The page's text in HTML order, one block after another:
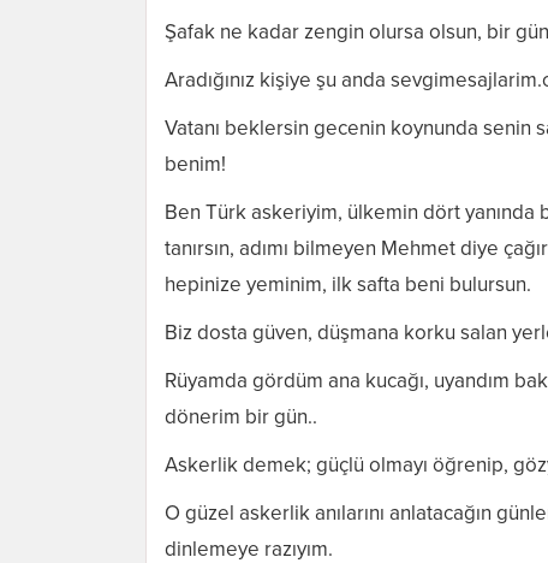
Şafak ne kadar zengin olursa olsun, bir
Aradığınız kişiye şu anda
Vatanı beklersin gecenin koynunda senin
benim!
Ben Türk askeriyim, ülkemin dört yanında
tanırsın, adımı bilmeyen Mehmet diye
hepinize yeminim, ilk safta beni bulursun.
Biz dosta güven, düşmana korku salan
Rüyamda gördüm ana kucağı, uyandım
dönerim bir gün..
Askerlik demek; güçlü olmayı öğrenip,
O güzel askerlik anılarını anlatacağın
dinlemeye razıyım.